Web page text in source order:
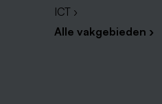
ICT ›
Alle vakgebieden ›